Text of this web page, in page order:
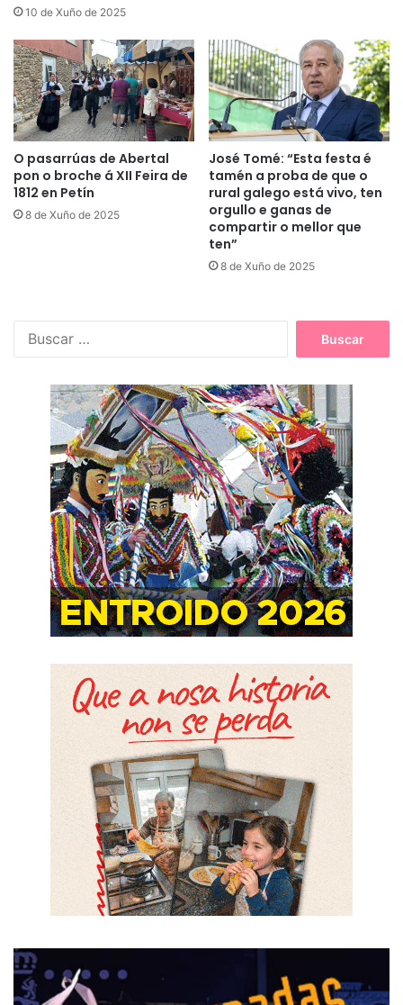
10 de Xuño de 2025
O pasarrúas de Abertal
pon o broche á XII Feira de
1812 en Petín
8 de Xuño de 2025
José Tomé: “Esta festa é
tamén a proba de que o
rural galego está vivo, ten
orgullo e ganas de
compartir o mellor que
ten”
8 de Xuño de 2025
c
a
r
: